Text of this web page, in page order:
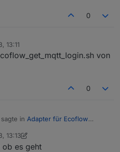
app uses it works
0
13:11
von
0
sagte in Adapter für Ecoflow
du eine Möglichkeit das in
13:13
ob es geht